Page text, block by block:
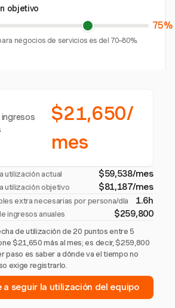
objetivo
75%
negocios de servicios es del 70–80%.
ingresos
$21,650/
mes
utilización actual $59,538/mes
utilización objetivo $81,187/mes
extra necesarias por persona/día 1.6h
ingresos anuales $259,800
de utilización de 20 puntos entre 5
$21,650 más al mes; es decir, $259,800
paso es saber a dónde va el tiempo no
exige registrarlo.
a seguir la utilización del equipo